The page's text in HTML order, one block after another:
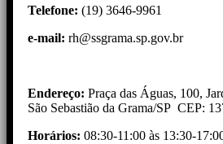
Telefone: (19) 3646-9961
e-mail: rh@ssgrama.sp.gov.br
Endereço: Praça das Águas, 100,
São Sebastião da Grama/SP CEP:
Horários: 08:30-11:00 às 13:30-